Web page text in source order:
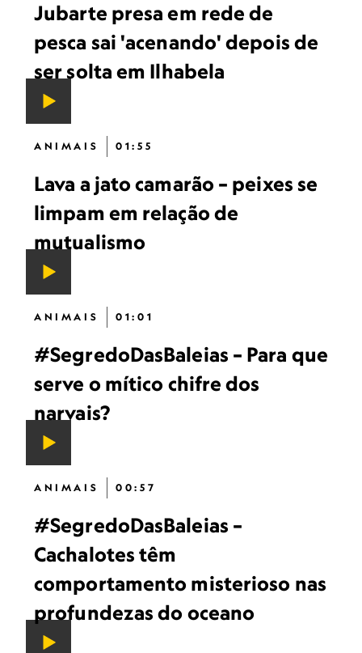
Jubarte presa em rede de
pesca sai 'acenando' depois de
ser solta em Ilhabela
ANIMAIS 01:55
Lava a jato camarão – peixes se
limpam em relação de
mutualismo
ANIMAIS 01:01
#SegredoDasBaleias – Para que
serve o mítico chifre dos
narvais?
ANIMAIS 00:57
#SegredoDasBaleias –
Cachalotes têm
comportamento misterioso nas
profundezas do oceano